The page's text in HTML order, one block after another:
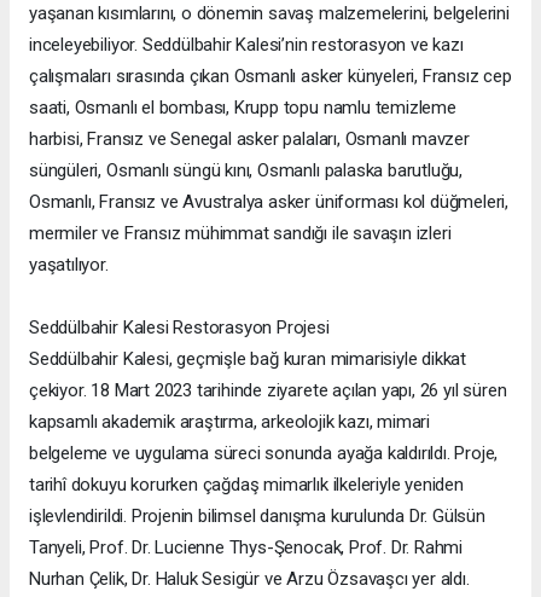
yaşanan kısımlarını, o dönemin savaş malzemelerini, belgelerini
inceleyebiliyor. Seddülbahir Kalesi’nin restorasyon ve kazı
çalışmaları sırasında çıkan Osmanlı asker künyeleri, Fransız cep
saati, Osmanlı el bombası, Krupp topu namlu temizleme
harbisi, Fransız ve Senegal asker palaları, Osmanlı mavzer
süngüleri, Osmanlı süngü kını, Osmanlı palaska barutluğu,
Osmanlı, Fransız ve Avustralya asker üniforması kol düğmeleri,
mermiler ve Fransız mühimmat sandığı ile savaşın izleri
yaşatılıyor.
Seddülbahir Kalesi Restorasyon Projesi
Seddülbahir Kalesi, geçmişle bağ kuran mimarisiyle dikkat
çekiyor. 18 Mart 2023 tarihinde ziyarete açılan yapı, 26 yıl süren
kapsamlı akademik araştırma, arkeolojik kazı, mimari
belgeleme ve uygulama süreci sonunda ayağa kaldırıldı. Proje,
tarihî dokuyu korurken çağdaş mimarlık ilkeleriyle yeniden
işlevlendirildi. Projenin bilimsel danışma kurulunda Dr. Gülsün
Tanyeli, Prof. Dr. Lucienne Thys-Şenocak, Prof. Dr. Rahmi
Nurhan Çelik, Dr. Haluk Sesigür ve Arzu Özsavaşcı yer aldı.